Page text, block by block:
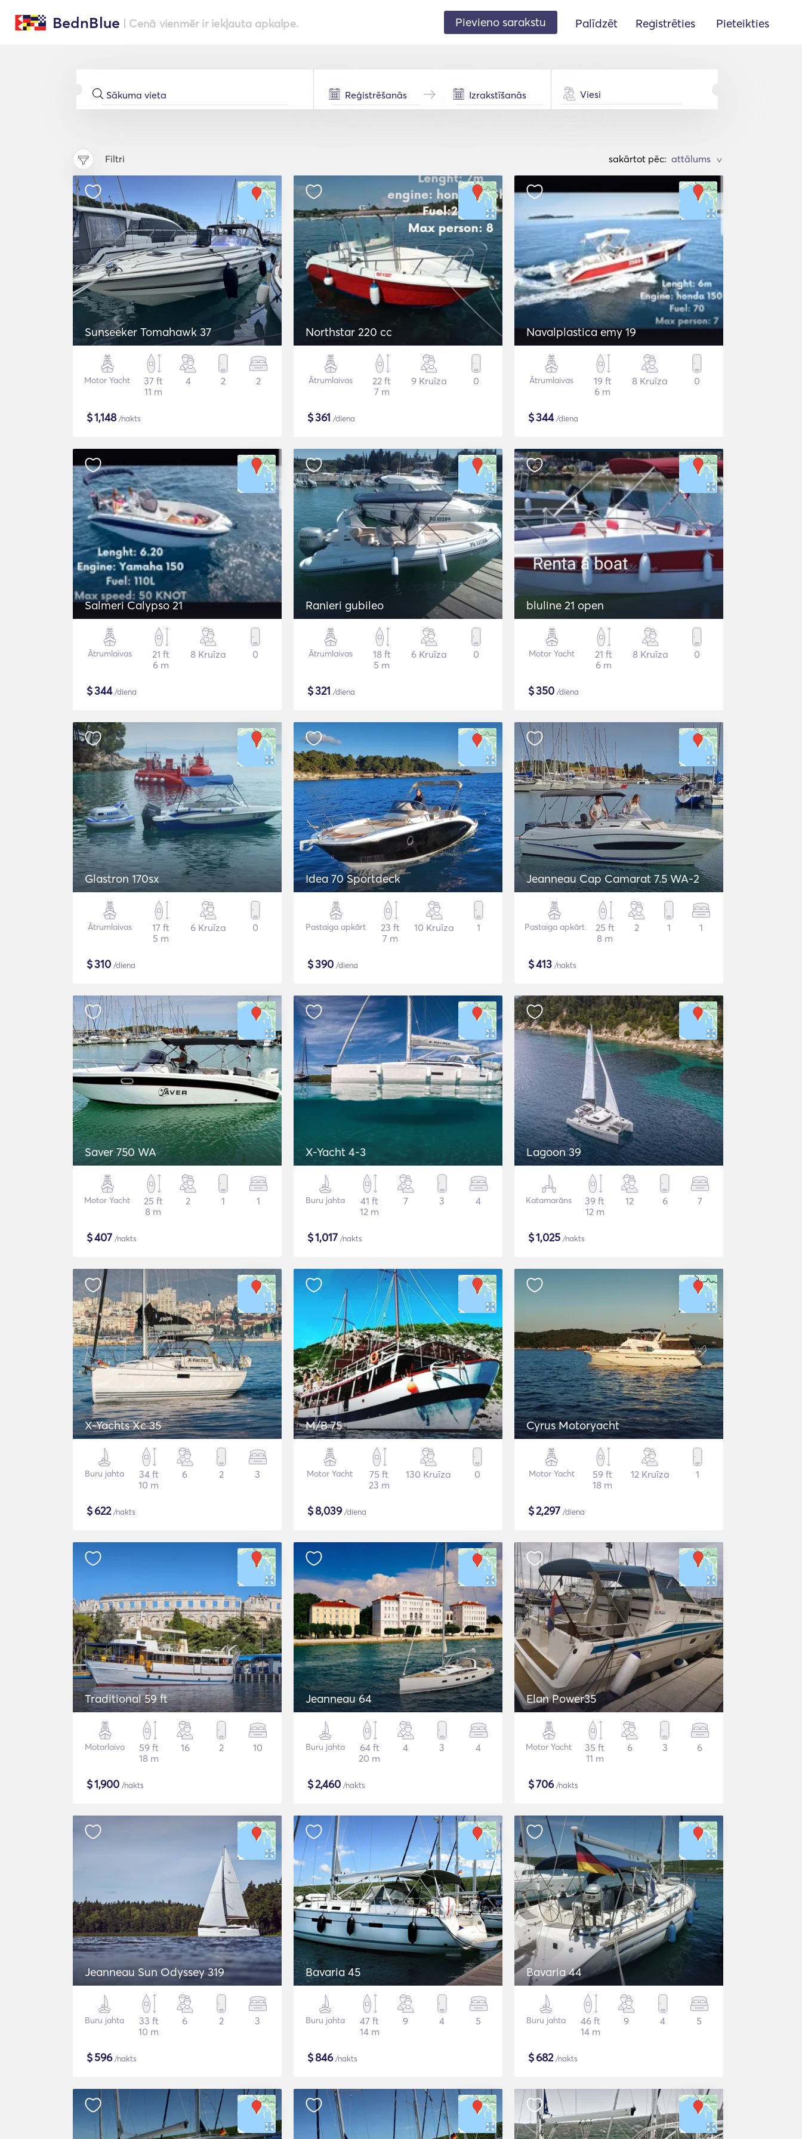
BednBlue | Cenā vienmēr ir iekļauta apkalpe. Pievieno sarakstu Palīdzēt Reģistrēties Pieteikties
Viesi
Filtri sakārtot pēc: >
Sunseeker Tomahawk 37
Motor Yacht
37 ft
11 m
4 2 2
$1,148/nakts
Northstar 220 cc
Ātrumlaivas
22 ft
7 m
9 Kruīza 0
$361 /diena
Navalplastica emy 19
Ātrumlaivas
19 ft
6 m
8 Kruīza 0
$344/diena
Salmeri Calypso 21
Ātrumlaivas
21 ft
6 m
8 Kruīza 0
$344/diena
Ranieri gubileo
Ātrumlaivas
18 ft
5 m
6 Kruīza 0
$321 /diena
bluline 21 open
Motor Yacht
21 ft
6 m
8 Kruīza 0
$350 /diena
Glastron 170sx
Ātrumlaivas
17 ft
5 m
6 Kruīza 0
$310 /diena
Idea 70 Sportdeck
Pastaiga apkārt
23 ft
7 m
10 Kruīza 1
$390 /diena
Jeanneau Cap Camarat 7.5 WA-2
Pastaiga apkārt
25 ft
8 m
2 1 1
$413 /nakts
Saver 750 WA
Motor Yacht
25 ft
8 m
2 1 1
$407 /nakts
X-Yacht 4-3
Buru jahta
41 ft
12 m
7 3 4
$1,017 /nakts
Lagoon 39
Katamarāns
39 ft
12 m
12 6 7
$1,025 /nakts
X-Yachts Xc 35
Buru jahta
34 ft
10 m
6 2 3
$622/nakts
M/B 75
Motor Yacht
75 ft
23 m
130 Kruīza 0
$8,039/diena
Cyrus Motoryacht
Motor Yacht
59 ft
18 m
12 Kruīza 1
$2,297 /diena
Traditional 59 ft
Motorlaiva
59 ft
18 m
16 2 10
$1,900 /nakts
Jeanneau 64
Buru jahta
64 ft
20 m
4 3 4
$2,460 /nakts
Elan Power35
Motor Yacht
35 ft
11 m
6 3 6
$706/nakts
Jeanneau Sun Odyssey 319
Buru jahta
33 ft
10 m
6 2 3
$596/nakts
Bavaria 45
Buru jahta
47 ft
14 m
9 4 5
$846/nakts
Bavaria 44
Buru jahta
46 ft
14 m
9 4 5
$682/nakts